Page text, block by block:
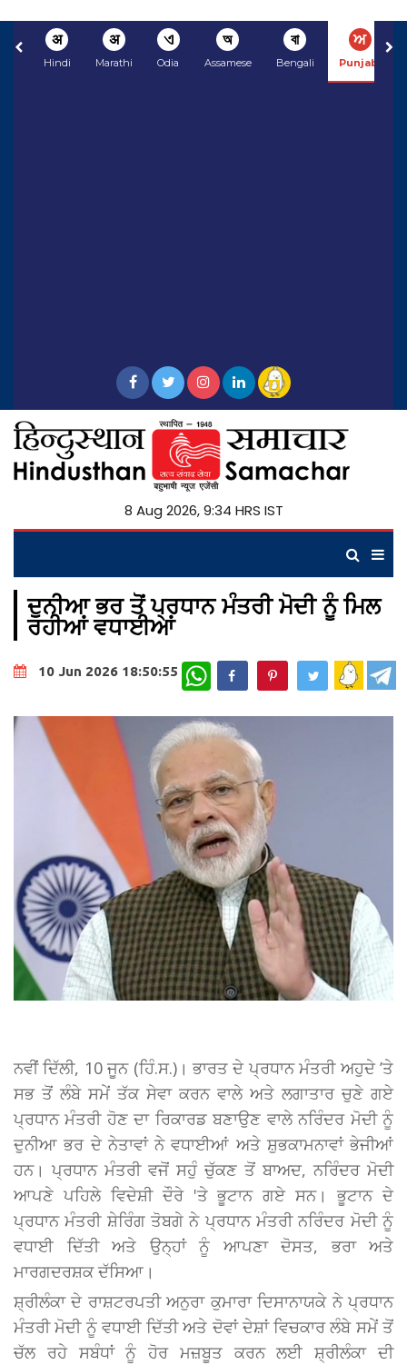
अ
Hindi
अ
Marathi
ଏ
Odia
অ
Assamese
বা
Bengali
ਅ
Punjabi
8 Aug 2026, 9:34 HRS IST
ਦੁਨੀਆ ਭਰ ਤੋਂ ਪ੍ਰਧਾਨ ਮੰਤਰੀ ਮੋਦੀ ਨੂੰ ਮਿਲ
ਰਹੀਆਂ ਵਧਾਈਆਂ
10 Jun 2026 18:50:55 WhatsApp
ਨਵੀਂ ਦਿੱਲੀ, 10 ਜੂਨ (ਹਿੰ.ਸ.)। ਭਾਰਤ ਦੇ ਪ੍ਰਧਾਨ ਮੰਤਰੀ ਅਹੁਦੇ ’ਤੇ
ਸਭ ਤੋਂ ਲੰਬੇ ਸਮੇਂ ਤੱਕ ਸੇਵਾ ਕਰਨ ਵਾਲੇ ਅਤੇ ਲਗਾਤਾਰ ਚੁਣੇ ਗਏ
ਪ੍ਰਧਾਨ ਮੰਤਰੀ ਹੋਣ ਦਾ ਰਿਕਾਰਡ ਬਣਾਉਣ ਵਾਲੇ ਨਰਿੰਦਰ ਮੋਦੀ ਨੂੰ
ਦੁਨੀਆ ਭਰ ਦੇ ਨੇਤਾਵਾਂ ਨੇ ਵਧਾਈਆਂ ਅਤੇ ਸ਼ੁਭਕਾਮਨਾਵਾਂ ਭੇਜੀਆਂ
ਹਨ। ਪ੍ਰਧਾਨ ਮੰਤਰੀ ਵਜੋਂ ਸਹੁੰ ਚੁੱਕਣ ਤੋਂ ਬਾਅਦ, ਨਰਿੰਦਰ ਮੋਦੀ
ਆਪਣੇ ਪਹਿਲੇ ਵਿਦੇਸ਼ੀ ਦੌਰੇ 'ਤੇ ਭੂਟਾਨ ਗਏ ਸਨ। ਭੂਟਾਨ ਦੇ
ਪ੍ਰਧਾਨ ਮੰਤਰੀ ਸ਼ੇਰਿੰਗ ਤੋਬਗੇ ਨੇ ਪ੍ਰਧਾਨ ਮੰਤਰੀ ਨਰਿੰਦਰ ਮੋਦੀ ਨੂੰ
ਵਧਾਈ ਦਿੱਤੀ ਅਤੇ ਉਨ੍ਹਾਂ ਨੂੰ ਆਪਣਾ ਦੋਸਤ, ਭਰਾ ਅਤੇ
ਮਾਰਗਦਰਸ਼ਕ ਦੱਸਿਆ।
ਸ਼੍ਰੀਲੰਕਾ ਦੇ ਰਾਸ਼ਟਰਪਤੀ ਅਨੁਰਾ ਕੁਮਾਰਾ ਦਿਸਾਨਾਯਕੇ ਨੇ ਪ੍ਰਧਾਨ
ਮੰਤਰੀ ਮੋਦੀ ਨੂੰ ਵਧਾਈ ਦਿੱਤੀ ਅਤੇ ਦੋਵਾਂ ਦੇਸ਼ਾਂ ਵਿਚਕਾਰ ਲੰਬੇ ਸਮੇਂ ਤੋਂ
ਚੱਲ ਰਹੇ ਸਬੰਧਾਂ ਨੂੰ ਹੋਰ ਮਜ਼ਬੂਤ ਕਰਨ ਲਈ ਸ਼੍ਰੀਲੰਕਾ ਦੀ